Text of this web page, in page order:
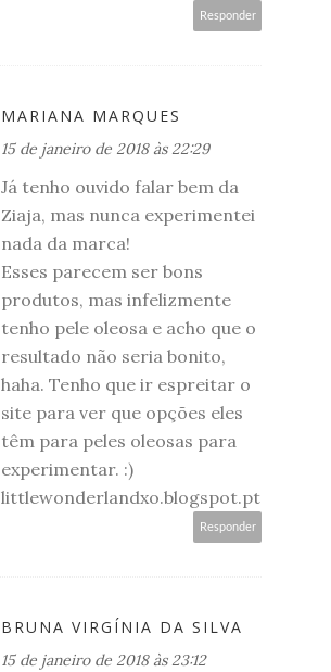
Responder
MARIANA MARQUES
15 de janeiro de 2018 às 22:29
Já tenho ouvido falar bem da
Ziaja, mas nunca experimentei
nada da marca!
Esses parecem ser bons
produtos, mas infelizmente
tenho pele oleosa e acho que o
resultado não seria bonito,
haha. Tenho que ir espreitar o
site para ver que opções eles
têm para peles oleosas para
experimentar. :)
littlewonderlandxo.blogspot.pt
Responder
BRUNA VIRGÍNIA DA SILVA
15 de janeiro de 2018 às 23:12